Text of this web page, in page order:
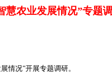
慧农业发展情况”专题调
况”开展专题调研。